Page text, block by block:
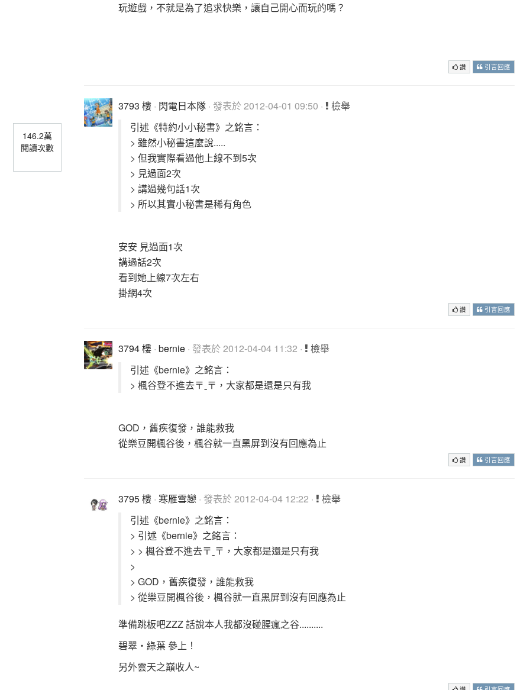
146.2萬
閱讀次數
玩遊戲，不就是為了追求快樂，讓自己開心而玩的嗎？
讚 引言回應
3793 樓 · 閃電日本隊 · 發表於 2012-04-01 09:50 ·
檢舉
引述《特約小小秘書》之銘言：
> 雖然小秘書這麼說.....
> 但我實際看過他上線不到5次
> 見過面2次
> 講過幾句話1次
> 所以其實小秘書是稀有角色
安安 見過面1次
講過話2次
看到她上線7次左右
掛網4次
讚 引言回應
3794 樓 · bernie · 發表於 2012-04-04 11:32 ·
檢舉
引述《bernie》之銘言：
> 楓谷登不進去〒ˍ〒，大家都是還是只有我
GOD，舊疾復發，誰能救我
從樂豆開楓谷後，楓谷就一直黑屏到沒有回應為止
讚 引言回應
3795 樓 · 寒雁雪戀 · 發表於 2012-04-04 12:22 ·
檢舉
引述《bernie》之銘言：
> 引述《bernie》之銘言：
> > 楓谷登不進去〒ˍ〒，大家都是還是只有我
>
> GOD，舊疾復發，誰能救我
> 從樂豆開楓谷後，楓谷就一直黑屏到沒有回應為止
準備跳板吧ZZZ 話說本人我都沒碰腥瘋之谷..........
碧翠‧綠葉 參上！
另外雲天之巔收人~